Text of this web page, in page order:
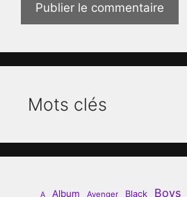
Mots clés
A Album Avenger Black Boys